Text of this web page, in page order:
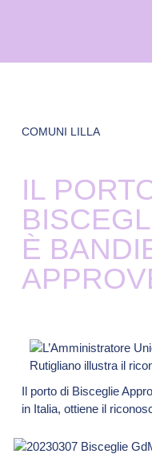
COMUNI LILLA
IL
È
Il porto di Bisceglie
in Italia, ottiene il